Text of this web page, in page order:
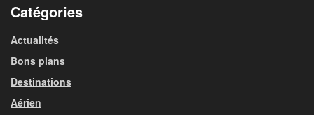
Catégories
Actualités
Bons plans
Destinations
Aérien